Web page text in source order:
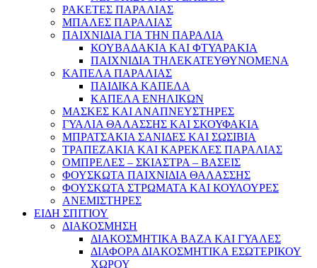
ΡΑΚΕΤΕΣ ΠΑΡΑΛΙΑΣ
ΜΠΑΛΕΣ ΠΑΡΑΛΙΑΣ
ΠΑΙΧΝΙΔΙΑ ΓΙΑ ΤΗΝ ΠΑΡΑΛΙΑ
ΚΟΥΒΑΔΑΚΙΑ ΚΑΙ ΦΤΥΑΡΑΚΙΑ
ΠΑΙΧΝΙΔΙΑ ΤΗΛΕΚΑΤΕΥΘΥΝΟΜΕΝΑ
ΚΑΠΕΛΑ ΠΑΡΑΛΙΑΣ
ΠΑΙΔΙΚΑ ΚΑΠΕΛΑ
ΚΑΠΕΛΑ ΕΝΗΛΙΚΩΝ
ΜΑΣΚΕΣ ΚΑΙ ΑΝΑΠΝΕΥΣΤΗΡΕΣ
ΓΥΑΛΙΑ ΘΑΛΑΣΣΗΣ ΚΑΙ ΣΚΟΥΦΑΚΙΑ
ΜΠΡΑΤΣΑΚΙΑ ΣΑΝΙΔΕΣ ΚΑΙ ΣΩΣΙΒΙΑ
ΤΡΑΠΕΖΑΚΙΑ ΚΑΙ ΚΑΡΕΚΛΕΣ ΠΑΡΑΛΙΑΣ
ΟΜΠΡΕΛΕΣ – ΣΚΙΑΣΤΡΑ – ΒΑΣΕΙΣ
ΦΟΥΣΚΩΤΑ ΠΑΙΧΝΙΔΙΑ ΘΑΛΑΣΣΗΣ
ΦΟΥΣΚΩΤΑ ΣΤΡΩΜΑΤΑ ΚΑΙ ΚΟΥΛΟΥΡΕΣ
ΑΝΕΜΙΣΤΗΡΕΣ
ΕΙΔΗ ΣΠΙΤΙΟΥ
ΔΙΑΚΟΣΜΗΣΗ
ΔΙΑΚΟΣΜΗΤΙΚΑ ΒΑΖΑ ΚΑΙ ΓΥΑΛΕΣ
ΔΙΑΦΟΡΑ ΔΙΑΚΟΣΜΗΤΙΚΑ ΕΣΩΤΕΡΙΚΟΥ
ΧΩΡΟΥ